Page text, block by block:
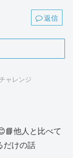
返信
ャレンジ
他人と比べて
だけの話